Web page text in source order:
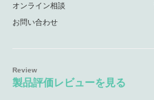
オンライン相談
お問い合わせ
製品評価レビューを見る